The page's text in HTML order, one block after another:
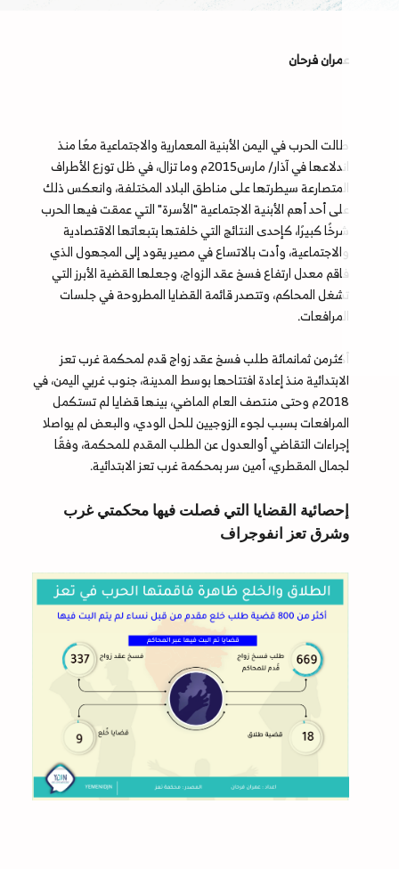
عمران فرحان
طالت الحرب في اليمن الأبنية المعمارية والاجتماعية معًا منذ
اندلاعها في آذار/ مارس2015م وما تزال، في ظل توزع الأطراف
المتصارعة سيطرتها على مناطق البلاد المختلفة، وانعكس ذلك
على أحد أهم الأبنية الاجتماعية "الأسرة" التي عمقت فيها الحرب
شرخًا كبيرًا، كإحدى النتائج التي خلفتها بتبعاتها الاقتصادية
والاجتماعية، وأدت بالاتساع في مصير يقود إلى المجهول الذي
فاقم معدل ارتفاع فسخ عقد الزواج، وجعلها القضية الأبرز التي
تشغل المحاكم، وتتصدر قائمة القضايا المطروحة في جلسات
المرافعات.
أكثرمن ثمانمائة طلب فسخ عقد زواج قدم لمحكمة غرب تعز
الابتدائية منذ إعادة افتتاحها بوسط المدينة، جنوب غربي اليمن، في
2018م وحتى منتصف العام الماضي، بينها قضايا لم تستكمل
المرافعات بسبب لجوء الزوجيين للحل الودي، والبعض لم يواصلا
إجراءات التقاضي أوالعدول عن الطلب المقدم للمحكمة، وفقًا
لجمال المقطري، أمين سر بمحكمة غرب تعز الابتدائية.
إحصائية القضايا التي فصلت فيها محكمتي غرب
وشرق تعز انفوجراف